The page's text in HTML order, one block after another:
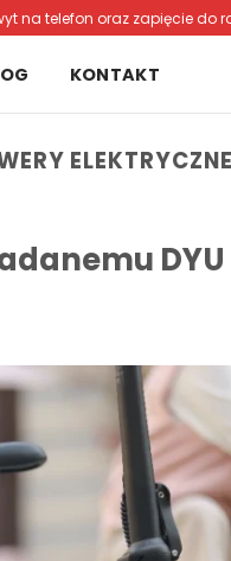
na telefon oraz zapięcie do
KONTAKT
DYU